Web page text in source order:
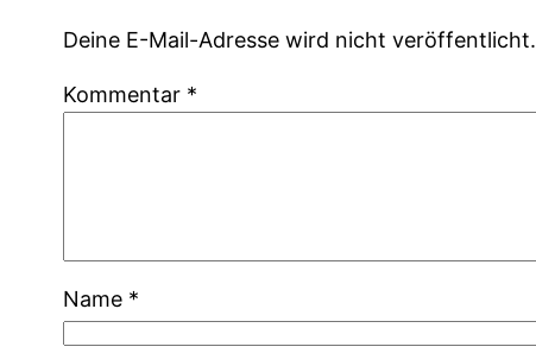
Deine E-Mail-Adresse wird nicht veröffentlicht.
Kommentar *
Name *